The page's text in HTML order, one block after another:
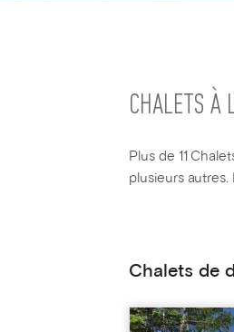
CHALETS À
Plus de 11
plusieurs autres.
Chalets de